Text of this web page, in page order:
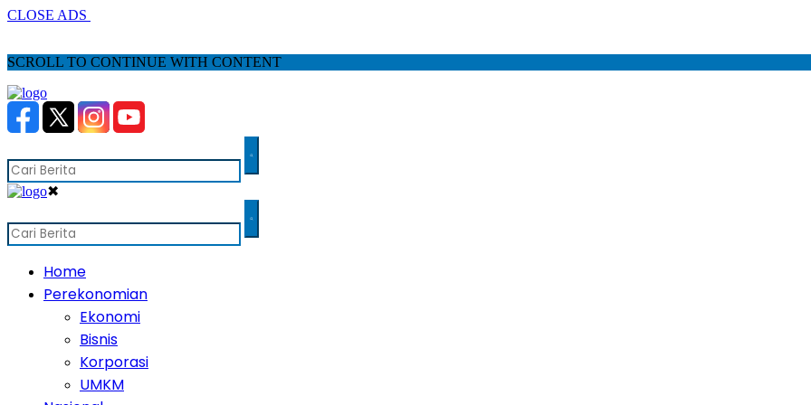
CLOSE ADS
SCROLL TO CONTINUE WITH CONTENT
✖
Home
Perekonomian
Ekonomi
Bisnis
Korporasi
UMKM